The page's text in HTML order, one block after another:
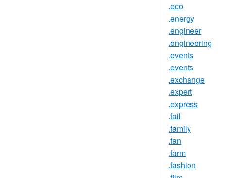
.eco
.energy
.engineer
.engineering
.events
.events
.exchange
.expert
.express
.fail
.family
.fan
.farm
.fashion